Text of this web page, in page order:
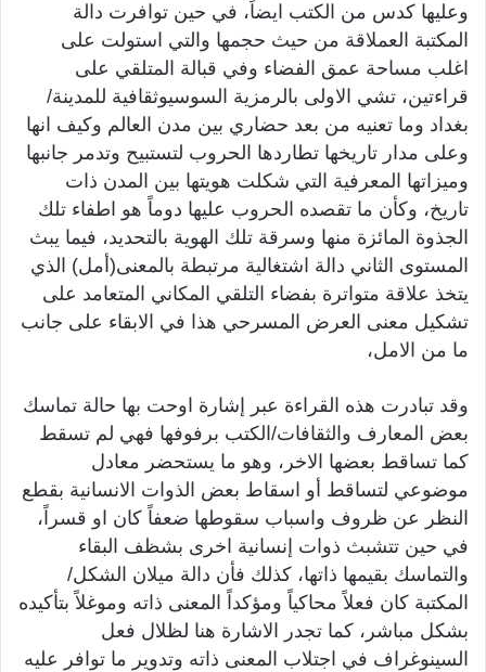
وعليها كدس من الكتب ايضاً، في حين توافرت دالة
المكتبة العملاقة من حيث حجمها والتي استولت على
اغلب مساحة عمق الفضاء وفي قبالة المتلقي على
قراءتين، تشي الاولى بالرمزية السوسيوثقافية للمدينة/
بغداد وما تعنيه من بعد حضاري بين مدن العالم وكيف انها
وعلى مدار تاريخها تطاردها الحروب لتستبيح وتدمر جانبها
وميزاتها المعرفية التي شكلت هويتها بين المدن ذات
تاريخ، وكأن ما تقصده الحروب عليها دوماً هو اطفاء تلك
الجذوة المائزة منها وسرقة تلك الهوية بالتحديد، فيما يبث
المستوى الثاني دالة اشتغالية مرتبطة بالمعنى(أمل) الذي
يتخذ علاقة متواترة بفضاء التلقي المكاني المتعامد على
تشكيل معنى العرض المسرحي هذا في الابقاء على جانب
ما من الامل،
وقد تبادرت هذه القراءة عبر إشارة اوحت بها حالة تماسك
بعض المعارف والثقافات/الكتب برفوفها فهي لم تسقط
كما تساقط بعضها الاخر، وهو ما يستحضر معادل
موضوعي لتساقط أو اسقاط بعض الذوات الانسانية بقطع
النظر عن ظروف واسباب سقوطها ضعفاً كان او قسراً،
في حين تتشبث ذوات إنسانية اخرى بشظف البقاء
والتماسك بقيمها ذاتها، كذلك فأن دالة ميلان الشكل/
المكتبة كان فعلاً محاكياً ومؤكداً المعنى ذاته وموغلاً بتأكيده
بشكل مباشر، كما تجدر الاشارة هنا لظلال فعل
السينوغراف في اجتلاب المعنى ذاته وتدوير ما توافر عليه